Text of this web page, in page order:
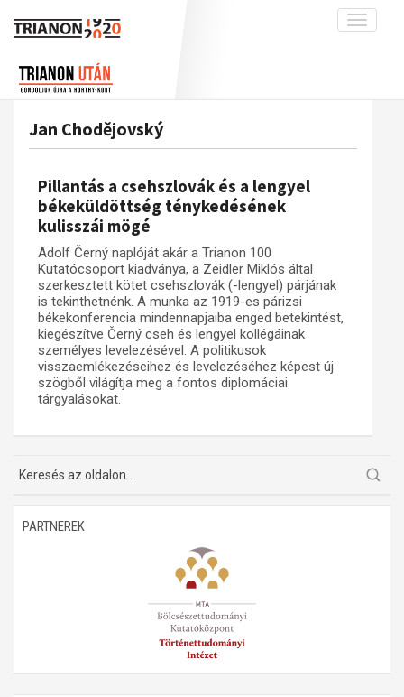
Toggle
interpretációk
A békerendszer megszilárdulása
Utókor és emlékezet
Munkatársaink
Blog
Galéria
Adatbázis
Emlékművek (feltöltés alatt)
Menekültek
Visszhang
Publikációk
Kapcsolat
Trianon-kommentár
Dokumentumok
Jan Chodějovský
Pillantás a csehszlovák és a lengyel
békeküldöttség ténykedésének
kulisszái mögé
Adolf Černý naplóját akár a Trianon 100
Kutatócsoport kiadványa, a Zeidler Miklós által
szerkesztett kötet csehszlovák (-lengyel) párjának
is tekinthetnénk. A munka az 1919-es párizsi
békekonferencia mindennapjaiba enged betekintést,
kiegészítve Černý cseh és lengyel kollégáinak
személyes levelezésével. A politikusok
visszaemlékezéseihez és levelezéséhez képest új
szögből világítja meg a fontos diplomáciai
tárgyalásokat.
PARTNEREK